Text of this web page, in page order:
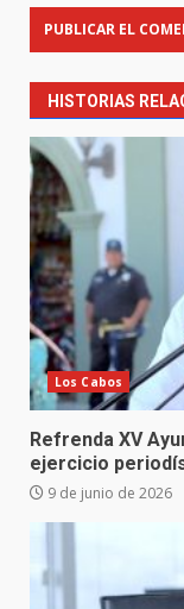
HISTORIAS
Los Cabos
Refrenda XV
ejercicio
9 de junio de 2026